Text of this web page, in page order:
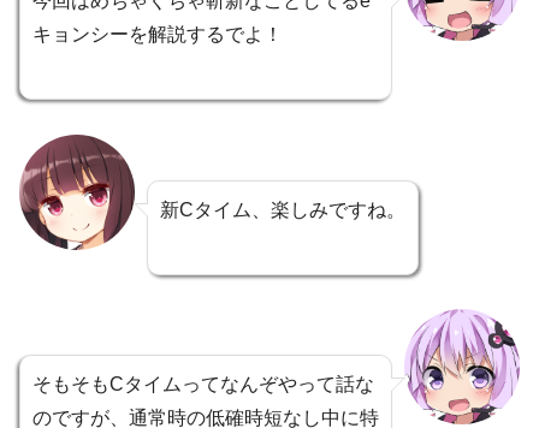
キョンシーを解説するでよ！
新Cタイム、楽しみですね。
そもそもCタイムってなんぞやって話な
のですが、通常時の低確時短なし中に特